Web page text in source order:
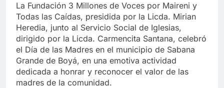
La Fundación 3 Millones de Voces por Maireni y
Todas las Caídas, presidida por la Licda. Mirian
Heredia, junto al Servicio Social de Iglesias,
dirigido por la Licda. Carmencita Santana, celebró
el Día de las Madres en el municipio de Sabana
Grande de Boyá, en una emotiva actividad
dedicada a honrar y reconocer el valor de las
madres de la comunidad.